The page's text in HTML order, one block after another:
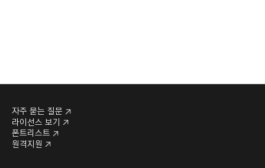
자주 묻는 질문
라이선스 보기
폰트리스트
원격지원